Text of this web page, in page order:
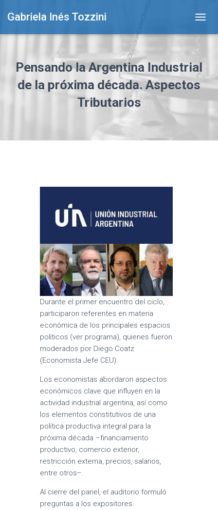
Gabriela Inés Tozzini
O
L
E
Pensando la Argentina Industrial
de la próxima década. Aspectos
Tributarios
Durante el primer encuentro del ciclo,
participaron referentes en materia
económica de los principales espacios
políticos (ver programa), quienes fueron
moderados por Diego Coatz
(Economista Jefe CEU).
Los economistas abordaron aspectos
económicos clave que influyen en la
actividad industrial argentina, así como
los elementos constitutivos de una
política productiva integral para la
próxima década –financiamiento
productivo, comercio exterior,
restricción externa, precios, salarios,
entre otros–.
Al cierre del panel, el auditorio formuló
preguntas a los expositores.